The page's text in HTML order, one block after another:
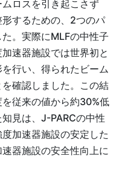
ロスを引き起こさず
するための、2つのパ
。実際にMLFの中性子
速器施設では世界初と
行い、得られたビーム
確認しました。この結
従来の値から約30%低
見は、J-PARCの中性
加速器施設の安定した
器施設の安全性向上に